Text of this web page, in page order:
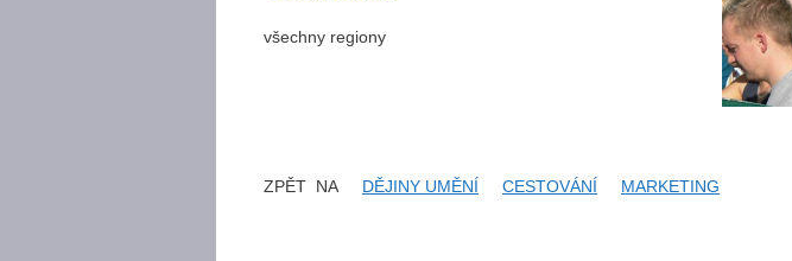
všechny regiony
ZPĚT NA DĚJINY UMĚNÍ CESTOVÁNÍ MARKETING